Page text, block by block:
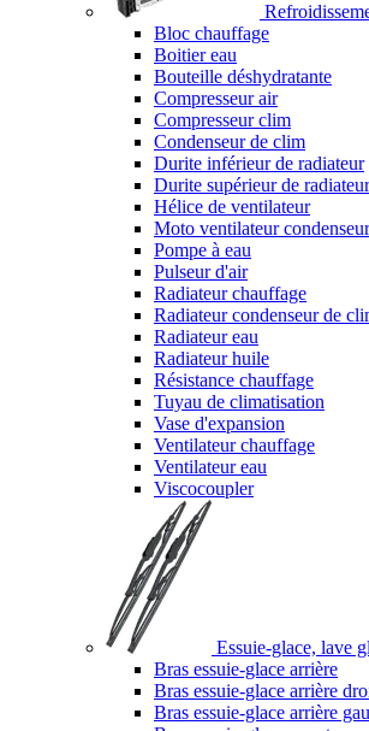
Bloc chauffage
Boitier eau
Bouteille déshydratante
Compresseur air
Compresseur clim
Condenseur de clim
Durite inférieur de radiateur
Durite supérieur de radiateur
Hélice de ventilateur
Moto ventilateur condenseur
Pompe à eau
Pulseur d'air
Radiateur chauffage
Radiateur condenseur de
Radiateur eau
Radiateur huile
Résistance chauffage
Tuyau de climatisation
Vase d'expansion
Ventilateur chauffage
Ventilateur eau
Viscocoupler
Essuie-glace, lave
Bras essuie-glace arrière
Bras essuie-glace arrière
Bras essuie-glace arrière